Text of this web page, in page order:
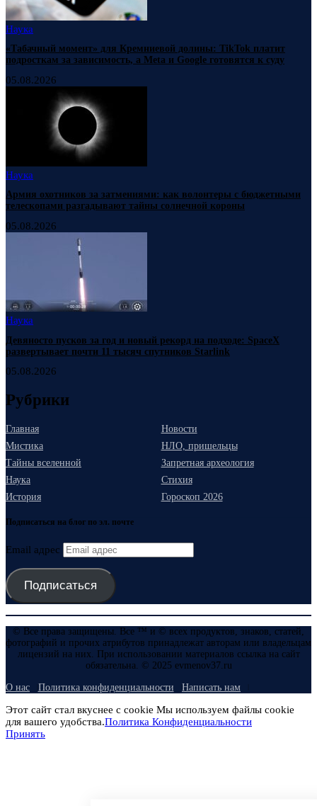
Наука
«Табачный момент» для Кремниевой долины: TikTok платит
подросткам за зависимость, а Meta и Google готовятся к суду
05.08.2026
Наука
Армия охотников за затмениями: как волонтеры с бюджетными
телескопами разгадывают тайны солнечной короны
05.08.2026
Наука
Девяносто пусков за год и новый рекорд на подходе: SpaceX
развертывает почти 11 тысяч спутников Starlink
05.08.2026
Рубрики
Главная
Новости
Мистика
НЛО, пришельцы
Тайны вселенной
Запретная археология
Наука
Стихия
История
Гороскоп 2026
Подписаться на блог по эл. почте
Email адрес
Подписаться
© Все права защищены. Все ™ и © всех продуктов, знаков, статей,
фотографий и прочих атрибутов принадлежат авторам или владельцам
лицензий на них. При использовании материалов ссылка на сайт
обязательна. © 2025 evmenov37.ru
О нас Политика конфиденциальности Написать нам
Этот сайт стал вкуснее с cookie Мы используем файлы cookie
для вашего удобства.Политика Конфиденциальности
Принять